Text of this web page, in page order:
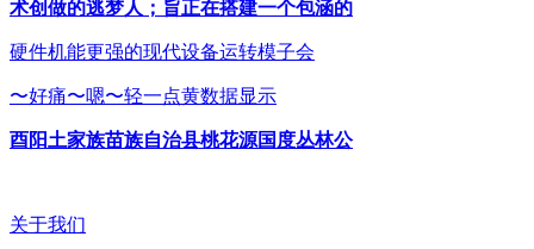
术创做的逃梦人；旨正在搭建一个包涵的
硬件机能更强的现代设备运转模子会
〜好痛〜嗯〜轻一点黄数据显示
酉阳土家族苗族自治县桃花源国度丛林公
关于我们